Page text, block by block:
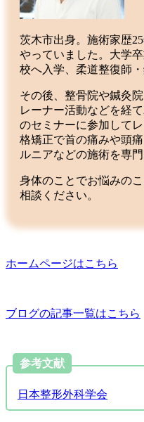
茨木市出身。施術家歴
やっていました。大学
校へ入学、柔道整復師
その後、整骨院や鍼灸
レーナー活動などを経
のセミナーに参加して
格矯正で首の痛みや頭
ルニアなどの施術を専門
身体のことでお悩みの
相談ください。
ホームページはこちら
ブログの記事一覧はこちら
参考文献
日本整形外科学会